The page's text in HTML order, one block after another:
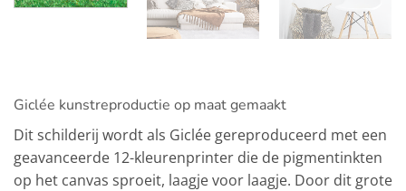
Giclée kunstreproductie op maat gemaakt
Dit schilderij wordt als Giclée gereproduceerd met een
geavanceerde 12-kleurenprinter die de pigmentinkten
op het canvas sproeit, laagje voor laagje. Door dit grote